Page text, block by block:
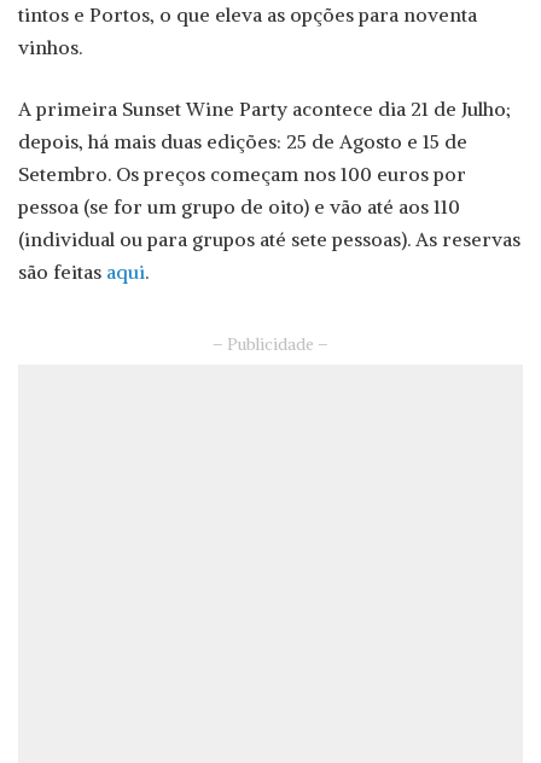
tintos e Portos, o que eleva as opções para noventa
vinhos.
A primeira Sunset Wine Party acontece dia 21 de Julho;
depois, há mais duas edições: 25 de Agosto e 15 de
Setembro. Os preços começam nos 100 euros por
pessoa (se for um grupo de oito) e vão até aos 110
(individual ou para grupos até sete pessoas). As reservas
são feitas aqui.
– Publicidade –